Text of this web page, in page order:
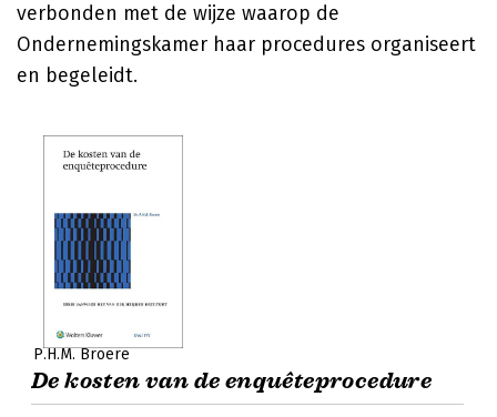
verbonden met de wijze waarop de
Ondernemingskamer haar procedures organiseert
en begeleidt.
P.H.M. Broere
De kosten van de enquêteprocedure